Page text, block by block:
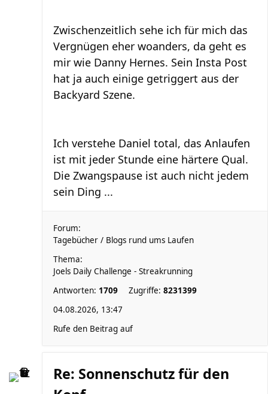
Zwischenzeitlich sehe ich für mich das
Vergnügen eher woanders, da geht es
mir wie Danny Hernes. Sein Insta Post
hat ja auch einige getriggert aus der
Backyard Szene.
Ich verstehe Daniel total, das Anlaufen
ist mit jeder Stunde eine härtere Qual.
Die Zwangspause ist auch nicht jedem
sein Ding ...
Forum:
Tagebücher / Blogs rund ums Laufen
Thema:
Joels Daily Challenge - Streakrunning
Antworten: 1709 Zugriffe: 8231399
04.08.2026, 13:47
Rufe den Beitrag auf
Re: Sonnenschutz für den